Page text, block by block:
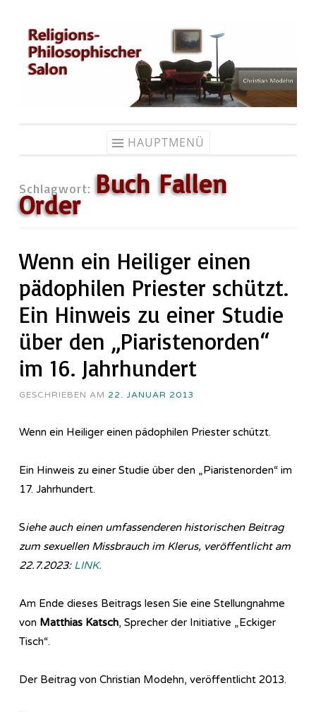
Zum
Inhalt
springen
HAUPTMENÜ
Schlagwort: Buch Fallen
Order
Wenn ein Heiliger einen
pädophilen Priester schützt.
Ein Hinweis zu einer Studie
über den „Piaristenorden“
im 16. Jahrhundert
GESCHRIEBEN AM 22. JANUAR 2013
Wenn ein Heiliger einen pädophilen Priester schützt.
Ein Hinweis zu einer Studie über den „Piaristenorden“ im
17. Jahrhundert.
Siehe auch einen umfassenderen historischen Beitrag
zum sexuellen Missbrauch im Klerus, veröffentlicht am
22.7.2023: LINK.
Am Ende dieses Beitrags lesen Sie eine Stellungnahme
von Matthias Katsch, Sprecher der Initiative „Eckiger
Tisch“.
Der Beitrag von Christian Modehn, veröffentlicht 2013.